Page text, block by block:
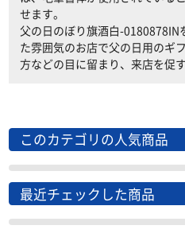
せます。
父の日のぼり旗酒白-0180878IN
た雰囲気のお店で父の日用のギ
方などの目に留まり、来店を促
このカテゴリの人気商品
最近チェックした商品